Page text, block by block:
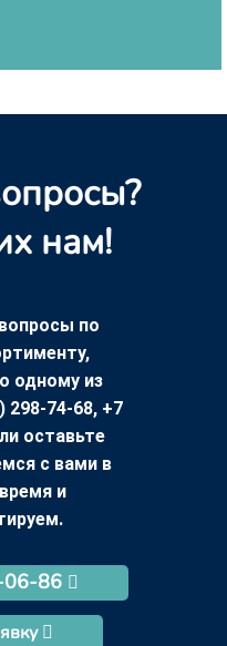
нам!
по
одному из
298-74-68, +7
оставьте
с вами в
и
06-86